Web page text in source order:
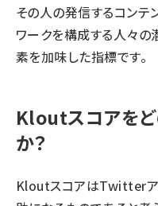
その人の発信するコンテ
ワークを構成する人々
素を加味した指標です。
Kloutスコアを
か？
KloutスコアはTwitterア